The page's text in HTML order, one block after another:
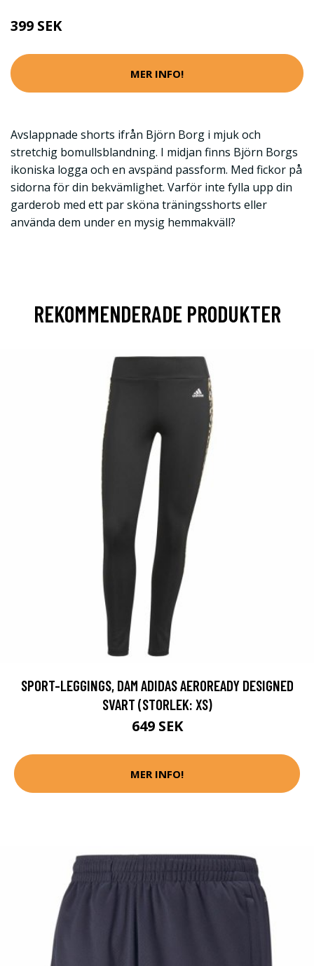
399 SEK
MER INFO!
Avslappnade shorts ifrån Björn Borg i mjuk och
stretchig bomullsblandning. I midjan finns Björn Borgs
ikoniska logga och en avspänd passform. Med fickor på
sidorna för din bekvämlighet. Varför inte fylla upp din
garderob med ett par sköna träningsshorts eller
använda dem under en mysig hemmakväll?
REKOMMENDERADE PRODUKTER
SPORT-LEGGINGS, DAM ADIDAS AEROREADY DESIGNED
SVART (STORLEK: XS)
649 SEK
MER INFO!